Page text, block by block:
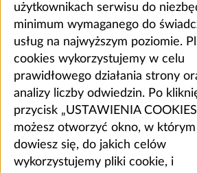
użytkownikach serwisu do
minimum wymaganego do
usług na najwyższym poziomie.
cookies wykorzystujemy w celu
prawidłowego działania strony
analizy liczby odwiedzin. Po
przycisk „USTAWIENIA
możesz otworzyć okno, w którym
dowiesz się, do jakich celów
wykorzystujemy pliki cookie, i